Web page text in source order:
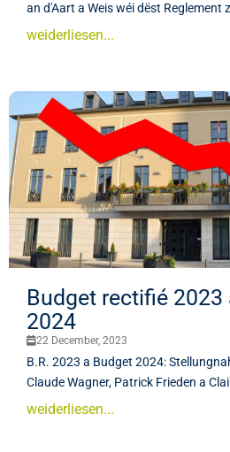
an d'Aart a Weis wéi dëst Reglement
weiderliesen...
Budget rectifié 2023
2024
22 December, 2023
B.R. 2023 a Budget 2024:
Claude Wagner, Patrick Frieden a
weiderliesen...